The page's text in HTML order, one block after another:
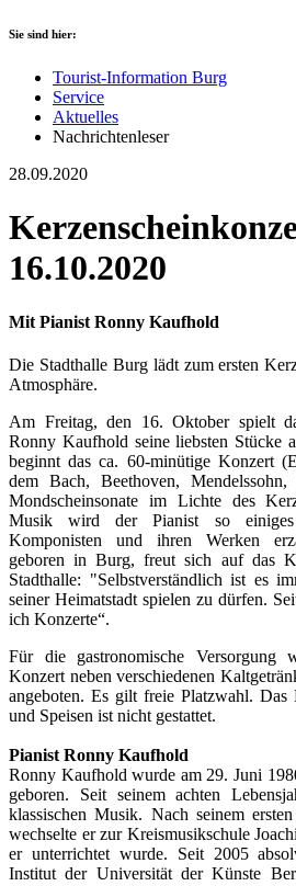
Sie sind hier:
Tourist-Information Burg
Service
Aktuelles
Nachrichtenleser
28.09.2020
16.10.2020
Mit Pianist Ronny Kaufhold
Die Stadthalle Burg lädt zum ersten
Atmosphäre.
Am Freitag, den 16. Oktober spielt
Ronny Kaufhold seine liebsten Stücke
beginnt das ca. 60-minütige Konzert
dem Bach, Beethoven,
Mondscheinsonate im Lichte des
Musik wird der Pianist so einiges
Komponisten und ihren Werken
geboren in Burg, freut sich auf das
Stadthalle: "Selbstverständlich ist es
seiner Heimatstadt spielen zu dürfen.
ich Konzerte“.
Für die gastronomische
Konzert neben verschiedenen
angeboten. Es gilt freie Platzwahl.
und Speisen ist nicht gestattet.
Pianist Ronny Kaufhold
Ronny Kaufhold wurde am 29. Juni
geboren. Seit seinem achten
klassischen Musik. Nach seinem
wechselte er zur Kreismusikschule
er unterrichtet wurde. Seit 2005
Institut der Universität der Künste